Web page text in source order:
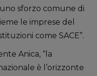
sforzo comune di
le imprese del
come SACE”.
Anica, “la
è l’orizzonte